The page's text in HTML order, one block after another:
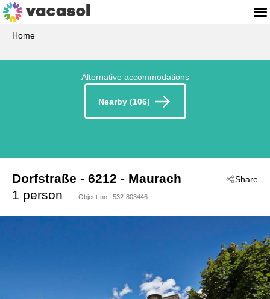
Home
Alternative accommodations
Nearby (106)
Share
Dorfstraße - 6212 - Maurach
1 person
Object-no.: 532-803446